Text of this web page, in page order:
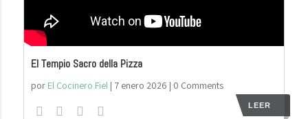
El Tempio Sacro della Pizza
por El Cocinero Fiel| 7 enero 2026 | 0 Comments
LEER